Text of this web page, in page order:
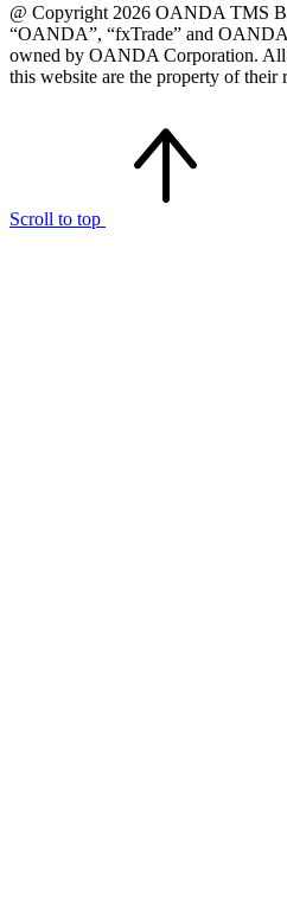
@ Copyright 2026 OANDA TMS
“OANDA”, “fxTrade” and
owned by OANDA Corporation. All
this website are the property of their
Scroll to top